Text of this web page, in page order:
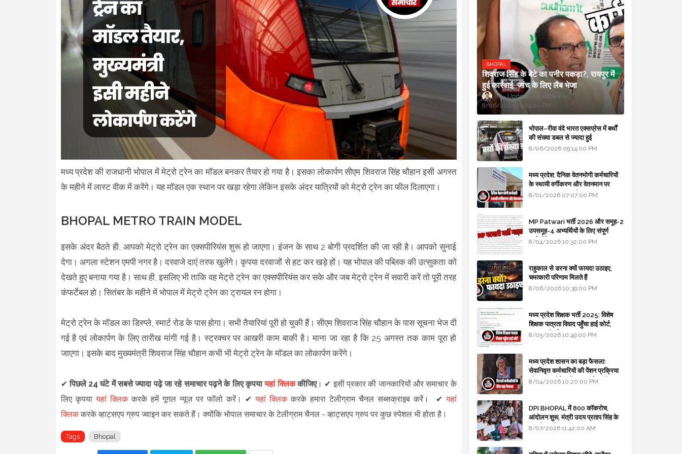
मध्य प्रदेश की राजधानी भोपाल में मेट्रो ट्रेन का मॉडल बनकर तैयार हो गया है। इसका लोकार्पण सीएम शिवराज सिंह चौहान इसी अगस्त
के महीने में लास्ट वीक में करेंगे। यह मॉडल एक स्थान पर खड़ा रहेगा लेकिन इसके अंदर यात्रियों को मेट्रो ट्रेन का फील दिलाएगा।
BHOPAL METRO TRAIN MODEL
इसके अंदर बैठते ही, आपको मेट्रो ट्रेन का एक्सपीरियंस शुरू हो जाएगा। इंजन के साथ 2 बोगी प्रदर्शित की जा रही है। आपको सुनाई
देगा। अगला स्टेशन एमपी नगर है। दरवाजे दाएं तरफ खुलेंगे। कृपया दरवाजों से हट कर खड़े हों। यह भोपाल की पब्लिक की उत्सुकता को
देखते हुए बनाया गया है। साथ ही, इसलिए भी ताकि वह मेट्रो ट्रेन का एक्सपीरियंस कर सके और जब मेट्रो ट्रेन में सवारी करें तो पूरी तरह
कंफर्टेबल हो। सितंबर के महीने में भोपाल में मेट्रो ट्रेन का ट्रायल रन होगा।
मेट्रो ट्रेन के मॉडल का डिस्प्ले, स्मार्ट रोड के पास होगा। सभी तैयारियां पूरी हो चुकी हैं। सीएम शिवराज सिंह चौहान के पास सूचना भेज दी
गई है एवं लोकार्पण के लिए तारीख मांगी गई है। स्ट्रक्चर पर आखरी काम बाकी है। माना जा रहा है कि 25 अगस्त तक काम पूरा हो
जाएगा। इसके बाद मुख्यमंत्री शिवराज सिंह चौहान कभी भी मेट्रो ट्रेन के मॉडल का लोकार्पण करेंगे।
✔पिछले 24 घंटे में सबसे ज्यादा पढ़े जा रहे समाचार पढ़ने के लिए कृपयायहां क्लिककीजिए। ✔ इसी प्रकार की जानकारियों और समाचार के
लिए कृपयायहां क्लिककरके हमें गूगल न्यूज़ पर फॉलो करें। ✔यहां क्लिककरके हमारा टेलीग्राम चैनल सब्सक्राइब करें। ✔यहां
क्लिककरके व्हाट्सएप ग्रुप ज्वाइन कर सकते हैं। क्योंकि भोपाल समाचार के टेलीग्राम चैनल - व्हाट्सएप ग्रुपपर कुछ स्पेशल भी होता है।
Tags Bhopal
BHOPAL
शिवराज सिंह के बेटे का पनीर पकड़ा?, रायपुर में
हुई कार्रवाई, जांच के लिए लैब भेजा
Updesh Awasthee
8/06/2026 10:09:00 PM
भोपाल–रीवा वंदे भारत एक्सप्रेस में बर्थों
की संख्या डबल से ज्यादा हुई
8/06/2026 09:14:00 PM
मध्य प्रदेश: दैनिक वेतनभोगी कर्मचारियों
के स्थायी वर्गीकरण और वेतनमान पर
सरकार का बड़ा स्पष्टीकरण
8/01/2026 07:07:00 PM
MP Patwari भर्ती 2026 और समूह-2
उपसमूह-4 अभ्यर्थियों के लिए संपूर्ण
मार्गदर्शिका
8/04/2026 10:32:00 PM
राहुकाल से डरना क्यों फायदा उठाइए,
चमत्कारी परिणाम मिलते हैं
8/06/2026 10:39:00 PM
मध्य प्रदेश शिक्षक भर्ती 2025: विशेष
शिक्षक पात्रता विवाद पहुँचा हाई कोर्ट;
सरकार से माँगा जवाब
8/05/2026 10:49:00 PM
मध्य प्रदेश शासन का बड़ा फैसला:
सेवानिवृत्त कर्मचारियों की पेंशन प्रक्रिया
और बजट कोडिंग में हुए क्रांतिकारी
8/04/2026 10:20:00 PM
DPI BHOPAL में 800 कॉकरोच,
आंदोलन शुरू, मंत्री उदय प्रताप सिंह के
घर भी जाएंगे
8/07/2026 11:42:00 AM